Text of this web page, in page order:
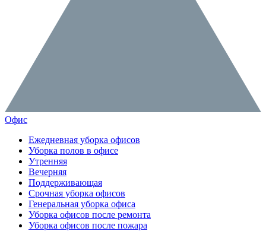
Офис
Ежедневная уборка офисов
Уборка полов в офисе
Утренняя
Вечерняя
Поддерживающая
Срочная уборка офисов
Генеральная уборка офиса
Уборка офисов после ремонта
Уборка офисов после пожара